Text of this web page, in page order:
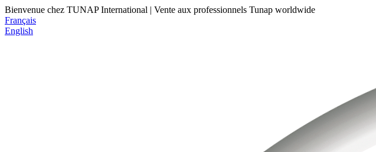
Bienvenue chez TUNAP International | Vente aux professionnels Tunap worldwide
Français
English